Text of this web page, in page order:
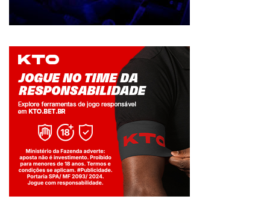
Jogue com responsabilidade. 18+